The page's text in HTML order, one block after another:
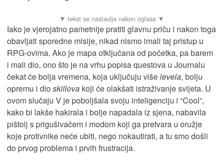
Iako je vjerojatno pametnije pratiti glavnu priču i nakon toga
obavljati sporedne misije, nikad nismo imali taj pristup u
RPG-ovima. Ako je mapa otključana od početka, pa barem
i mali dio, ono što je na vrhu popisa questova u Journalu
čekat će bolja vremena, koja uključuju višelevela, bolju
opremu i dio skillova koji će olakšati istraživanje svijeta. U
ovom slučaju V je poboljšala svoju inteligenciju i “Cool”,
kako bi lakše hakirala i bolje napadala iz sjena, nabavila
pištolj s prigušivačem i modom koji ga pretvara u oružje
koje protivnike neće ubiti, nego nokautirati, a tu smo došli
do prvog problema i prvih frustracija.